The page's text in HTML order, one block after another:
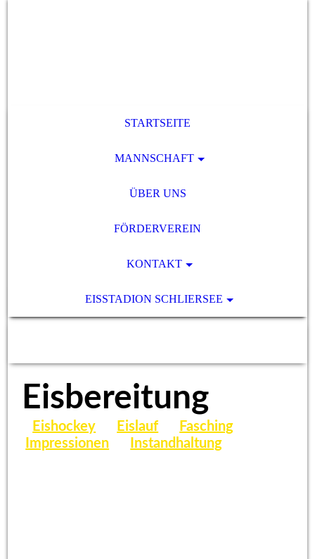
STARTSEITE
MANNSCHAFT
ÜBER UNS
FÖRDERVEREIN
KONTAKT
EISSTADION SCHLIERSEE
Eisbereitung
Eishockey Eislauf
Fasching
Impressionen
Instandhaltung